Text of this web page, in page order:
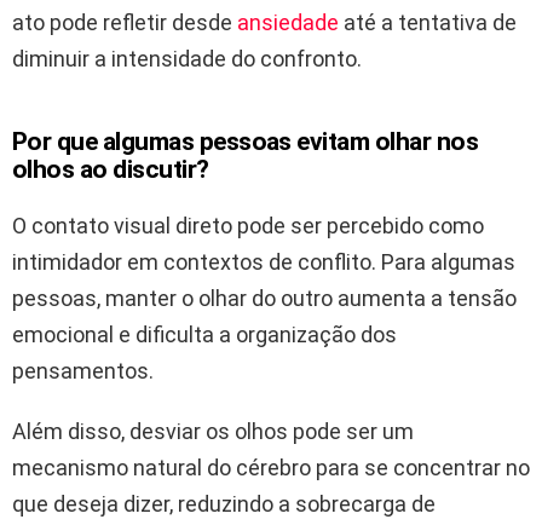
ato pode refletir desde ansiedade até a tentativa de
diminuir a intensidade do confronto.
Por que algumas pessoas evitam olhar nos
olhos ao discutir?
O contato visual direto pode ser percebido como
intimidador em contextos de conflito. Para algumas
pessoas, manter o olhar do outro aumenta a tensão
emocional e dificulta a organização dos
pensamentos.
Além disso, desviar os olhos pode ser um
mecanismo natural do cérebro para se concentrar no
que deseja dizer, reduzindo a sobrecarga de